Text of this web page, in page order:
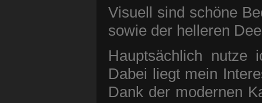
Visuell sind schöne
sowie der helleren
Hauptsächlich nutze
Dabei liegt mein
Dank der modernen